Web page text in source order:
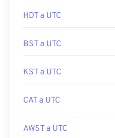
HDT a UTC
BST a UTC
KST a UTC
CAT a UTC
AWST a UTC